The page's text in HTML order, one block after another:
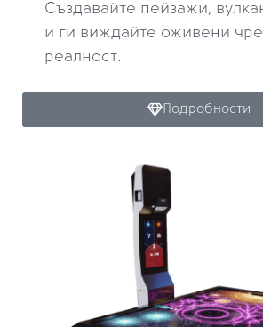
Създавайте пейзажи,
и ги виждайте оживени
реалност.
Подробности